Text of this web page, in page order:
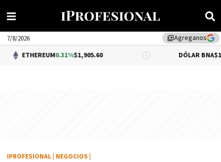
library_addAgreganos
7/8/2026
0.31%$1,905.60 DÓLAR BNA $1,520.00
IPROFESIONAL NEGOCIOS